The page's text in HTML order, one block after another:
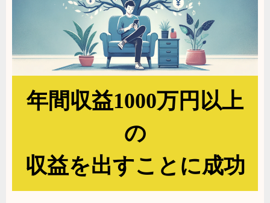
年間収益1000万円以上
の
収益を出すことに成功